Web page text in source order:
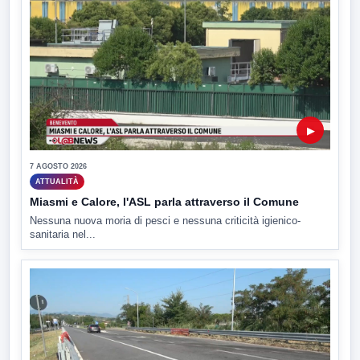
▶
7 AGOSTO 2026
ATTUALITÀ
Miasmi e Calore, l'ASL parla attraverso il Comune
Nessuna nuova moria di pesci e nessuna criticità igienico-
sanitaria nel...